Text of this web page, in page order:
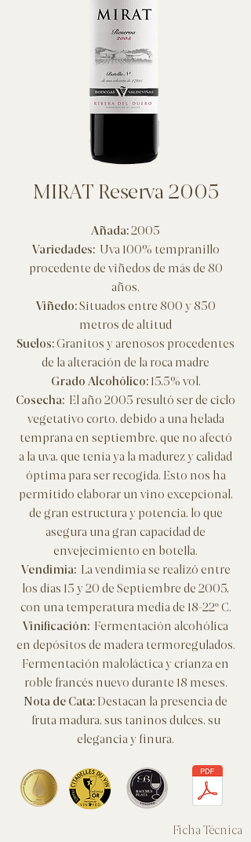
MIRAT Reserva 2005
Añada: 2005
Variedades:Uva 100% tempranillo
procedente de viñedos de más de 80
años.
Viñedo:Situados entre 800 y 850
metros de altitud
Suelos: Granitos y arenosos procedentes
de la alteración de la roca madre
Grado Alcohólico: 15,5% vol.
Cosecha: El año 2005 resultó ser de ciclo
vegetativo corto, debido a una helada
temprana en septiembre, que no afectó
a la uva, que tenía ya la madurez y calidad
óptima para ser recogida. Esto nos ha
permitido elaborar un vino excepcional,
de gran estructura y potencia, lo que
asegura una gran capacidad de
envejecimiento en botella.
Vendimia: La vendimia se realizó entre
los días 15 y 20 de Septiembre de 2005,
con una temperatura media de 18-22º C.
​Vinificación: Fermentación alcohólica
en depósitos de madera termoregulados.
Fermentación maloláctica y crianza en
roble francés nuevo durante 18 meses.
Nota de Cata: Destacan la presencia de
fruta madura, sus taninos dulces, su
elegancia y finura.
Ficha Técnica